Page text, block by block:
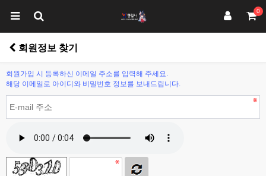
0
회원정보 찾기
회원가입 시 등록하신 이메일 주소를 입력해 주세요.
해당 이메일로 아이디와 비밀번호 정보를 보내드립니다.